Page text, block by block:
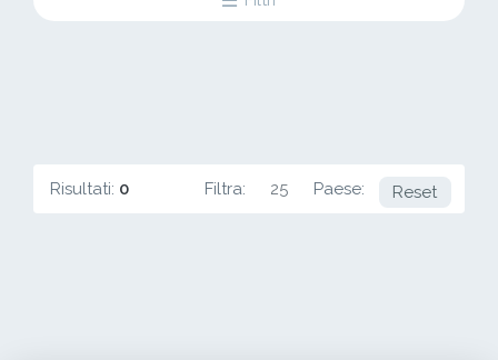
Risultati: 0 Filtra: 25 Paese: SG
Reset